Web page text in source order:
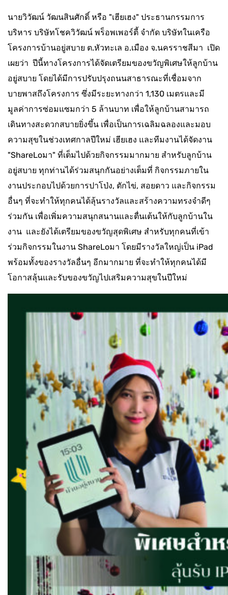
นายวิวัฒน์ วัฒนสินศักดิ์ หรือ "เฮียเฮง" ประธานกรรมการ
บริหาร บริษัทโชควิวัฒน์ พร็อพเพอร์ตี้ จำกัด บริษัทในเครือ
โครงการบ้านอยู่สบาย ต.หัวทะเล อ.เมือง จ.นครราชสีมา เปิด
เผยว่า ปีนี้ทางโครงการได้จัดเตรียมของขวัญพิเศษให้ลูกบ้าน
อยู่สบาย โดยได้มีการปรับปรุงถนนสาธารณะที่เชื่อมจาก
บายพาสถึงโครงการ ซึ่งมีระยะทางกว่า 1,130 เมตรและมี
มูลค่าการซ่อมแซมกว่า 5 ล้านบาท เพื่อให้ลูกบ้านสามารถ
เดินทางสะดวกสบายยิ่งขึ้น เพื่อเป็นการเฉลิมฉลองและมอบ
ความสุขในช่วงเทศกาลปีใหม่ เฮียเฮง และทีมงานได้จัดงาน
"ShareLoมา" ที่เต็มไปด้วยกิจกรรมมากมาย สำหรับลูกบ้าน
อยู่สบาย ทุกท่านได้ร่วมสนุกกันอย่างเต็มที่ กิจกรรมภายใน
งานประกอบไปด้วยการปาโป่ง, ตักไข่, สอยดาว และกิจกรรม
อื่นๆ ที่จะทำให้ทุกคนได้ลุ้นรางวัลและสร้างความทรงจำดีๆ
ร่วมกัน เพื่อเพิ่มความสนุกสนานและตื่นเต้นให้กับลูกบ้านใน
งาน และยังได้เตรียมของขวัญสุดพิเศษ สำหรับทุกคนที่เข้า
ร่วมกิจกรรมในงาน ShareLoมา โดยมีรางวัลใหญ่เป็น iPad
พร้อมทั้งของรางวัลอื่นๆ อีกมากมาย ที่จะทำให้ทุกคนได้มี
โอกาสลุ้นและรับของขวัญไปเสริมความสุขในปีใหม่